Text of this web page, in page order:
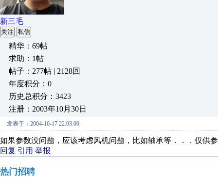
新三毛
关注 私信
精华：69帖
求助：1帖
帖子：277帖 | 2128回
年度积分：0
历史总积分：3423
注册：2003年10月30日
发表于：2004-10-17 22:03:00
如果参数没问题，应该考虑风机问题，比如轴承等．．．仅供
回复 引用 举报
热门招聘